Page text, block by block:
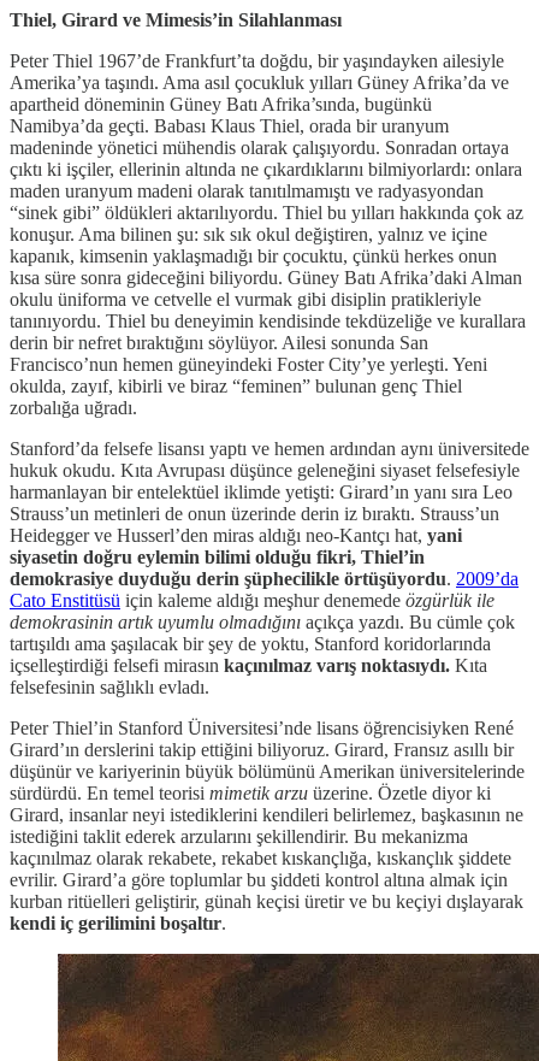
Thiel, Girard ve Mimesis’in Silahlanması
Peter Thiel 1967’de Frankfurt’ta doğdu, bir yaşındayken ailesiyle
Amerika’ya taşındı. Ama asıl çocukluk yılları Güney Afrika’da ve
apartheid döneminin Güney Batı Afrika’sında, bugünkü
Namibya’da geçti. Babası Klaus Thiel, orada bir uranyum
madeninde yönetici mühendis olarak çalışıyordu. Sonradan ortaya
çıktı ki işçiler, ellerinin altında ne çıkardıklarını bilmiyorlardı: onlara
maden uranyum madeni olarak tanıtılmamıştı ve radyasyondan
“sinek gibi” öldükleri aktarılıyordu. Thiel bu yılları hakkında çok az
konuşur. Ama bilinen şu: sık sık okul değiştiren, yalnız ve içine
kapanık, kimsenin yaklaşmadığı bir çocuktu, çünkü herkes onun
kısa süre sonra gideceğini biliyordu. Güney Batı Afrika’daki Alman
okulu üniforma ve cetvelle el vurmak gibi disiplin pratikleriyle
tanınıyordu. Thiel bu deneyimin kendisinde tekdüzeliğe ve kurallara
derin bir nefret bıraktığını söylüyor. Ailesi sonunda San
Francisco’nun hemen güneyindeki Foster City’ye yerleşti. Yeni
okulda, zayıf, kibirli ve biraz “feminen” bulunan genç Thiel
zorbalığa uğradı.
Stanford’da felsefe lisansı yaptı ve hemen ardından aynı üniversitede
hukuk okudu. Kıta Avrupası düşünce geleneğini siyaset felsefesiyle
harmanlayan bir entelektüel iklimde yetişti: Girard’ın yanı sıra Leo
Strauss’un metinleri de onun üzerinde derin iz bıraktı. Strauss’un
Heidegger ve Husserl’den miras aldığı neo-Kantçı hat, yani
siyasetin doğru eylemin bilimi olduğu fikri, Thiel’in
demokrasiye duyduğu derin şüphecilikle örtüşüyordu. 2009’da
Cato Enstitüsü için kaleme aldığı meşhur denemede özgürlük ile
demokrasinin artık uyumlu olmadığını açıkça yazdı. Bu cümle çok
tartışıldı ama şaşılacak bir şey de yoktu, Stanford koridorlarında
içselleştirdiği felsefi mirasın kaçınılmaz varış noktasıydı. Kıta
felsefesinin sağlıklı evladı.
Peter Thiel’in Stanford Üniversitesi’nde lisans öğrencisiyken René
Girard’ın derslerini takip ettiğini biliyoruz. Girard, Fransız asıllı bir
düşünür ve kariyerinin büyük bölümünü Amerikan üniversitelerinde
sürdürdü. En temel teorisi mimetik arzu üzerine. Özetle diyor ki
Girard, insanlar neyi istediklerini kendileri belirlemez, başkasının ne
istediğini taklit ederek arzularını şekillendirir. Bu mekanizma
kaçınılmaz olarak rekabete, rekabet kıskançlığa, kıskançlık şiddete
evrilir. Girard’a göre toplumlar bu şiddeti kontrol altına almak için
kurban ritüelleri geliştirir, günah keçisi üretir ve bu keçiyi dışlayarak
kendi iç gerilimini boşaltır.